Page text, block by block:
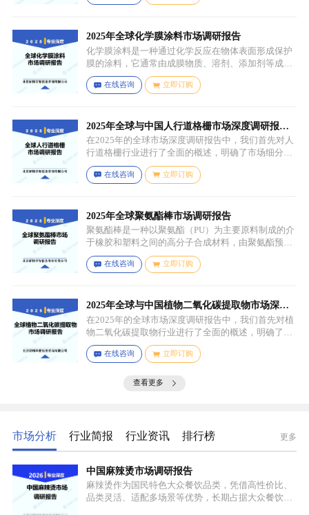
2025年全球化学膜涂料市场调研报告
化学膜涂料是一种通过化学反应在物体表面形成保护
膜的涂料，它通常由成膜物质、溶剂、添加剂等成分
组成。成膜物质是涂料的主要成分，它在施工后通过
化学反应（如聚合反应、交联反应等）形成连续的、
可改善涂料的性能，如提高附着力、耐候性、耐腐蚀
性等。
在线咨询 立即订购
2025年全球与中国人行道格栅市场深度调研报
告：行业趋势与投资前景分析
在2025年的全球市场深度调研报告中，我们首先对人
行道格栅行业进行了全面的概述，明确了市场细分与
应用场景。通过对细分产品的定义与特点进行深入分
析，我们揭示了关键应用场景及其客群洞察。
在线咨询 立即订购
2025年全球聚氨酯棒市场调研报告
聚氨酯棒是一种以聚氨酯（PU）为主要原料制成的介
于橡胶和塑料之间的高分子合成材料，由聚氨酯预聚
体、扩链剂、低分子量多元醇、助剂等组成，其中，
预聚体是基础原料，决定了聚氨酯棒的基本性能，扩
如增塑剂、填充剂、着色剂、抗氧剂、光稳定剂、阻
燃剂等，可改善材料的加工性能、物理性能和化学性
能等。
在线咨询 立即订购
2025年全球与中国植物二氧化碳提取物市场深度
调研报告：行业趋势与投资前景分析
在2025年的全球市场深度调研报告中，我们首先对植
物二氧化碳提取物行业进行了全面的概述，明确了市
场细分与应用场景。通过对细分产品的定义与特点进
行深入分析，我们揭示了关键应用场景及其客群洞
在线咨询 立即订购
查看更多
市场分析 行业简报 行业资讯 排行榜 更多
中国麻辣烫市场调研报告
麻辣烫作为国民特色大众餐饮品类，凭借高性价比、
品类灵活、适配多场景等优势，长期占据大众餐饮重